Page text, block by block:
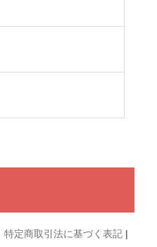
特定商取引法に基づく表記 |